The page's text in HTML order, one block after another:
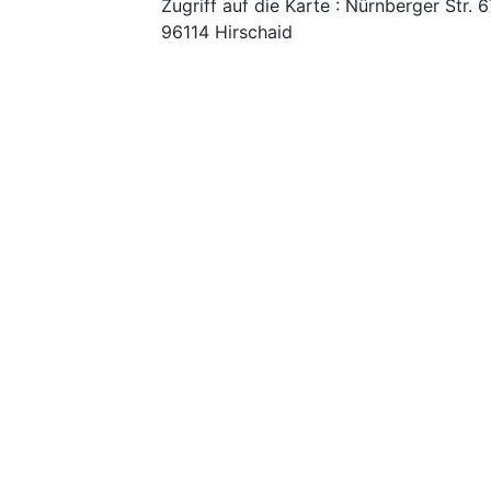
Zugriff auf die Karte : Nürnberger Str.
96114 Hirschaid